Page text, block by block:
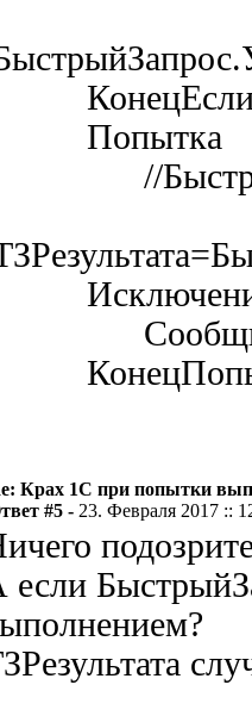
Попытка
//
Крах 1С при попытки
#5 - 23. Февраля 2017 ::
если